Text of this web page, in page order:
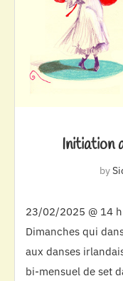
Initiation
by
23/02/2025 @ 14
Dimanches qui
aux danses
bi-mensuel de set